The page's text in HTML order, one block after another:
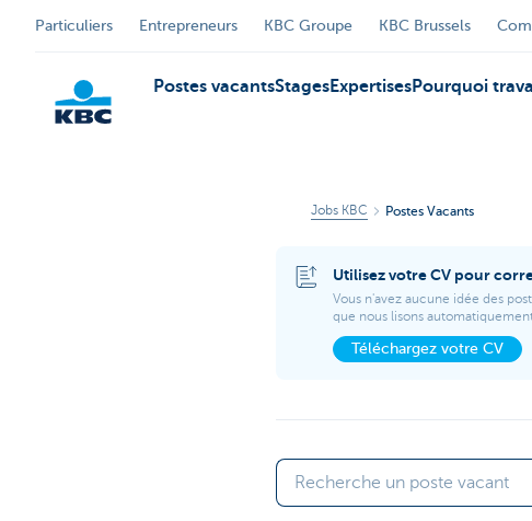
Particuliers Entrepreneurs KBC Groupe KBC Brussels
Postes vacantsStagesExpertisesPourquoi
Jobs KBC Postes Vacants
Utilisez votre CV pour
Vous n'avez aucune idée des
que nous lisons
Téléchargez votre CV